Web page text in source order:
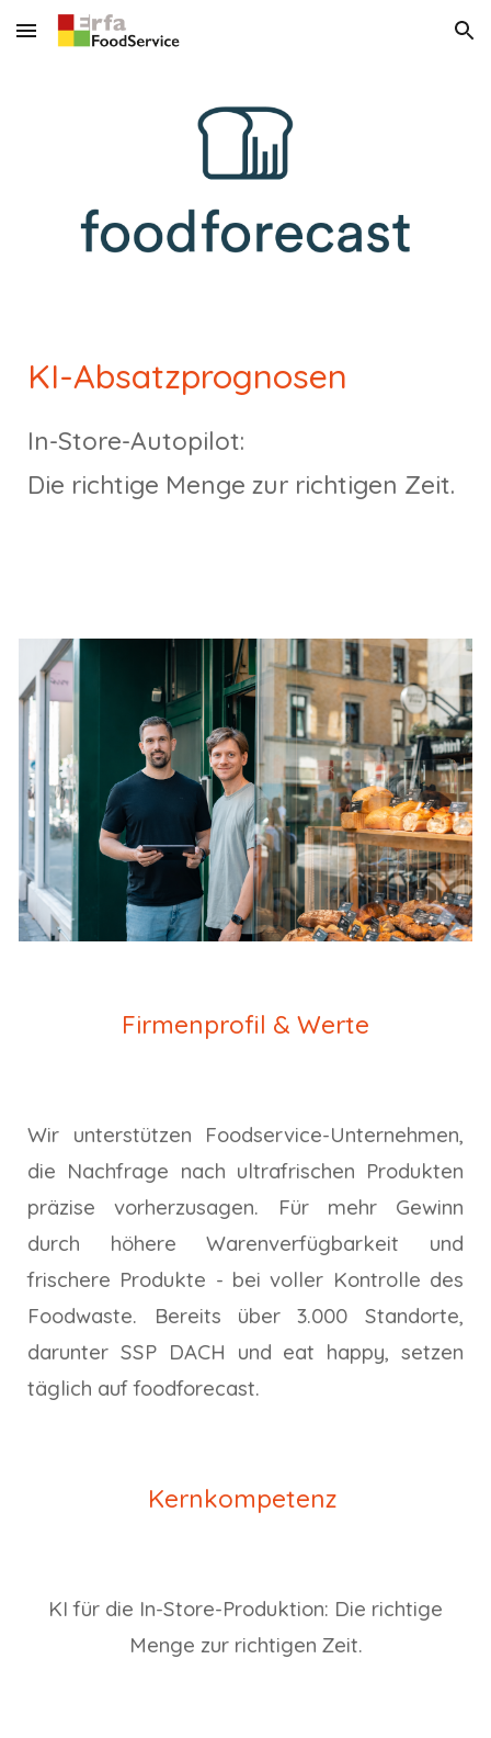
Skip to main content Skip to navigation
KI-Absatzprognosen
In-Store-Autopilot:
Die richtige Menge zur richtigen Zeit.
Firmenprofil & Werte
Wir unterstützen Foodservice-Unternehmen,
die Nachfrage nach ultrafrischen Produkten
präzise vorherzusagen. Für mehr Gewinn
durch höhere Warenverfügbarkeit und
frischere Produkte - bei voller Kontrolle des
Foodwaste. Bereits über 3.000 Standorte,
darunter SSP DACH und eat happy, setzen
täglich auf foodforecast.
Kernkompetenz
KI für die In-Store-Produktion: Die richtige
Menge zur richtigen Zeit.